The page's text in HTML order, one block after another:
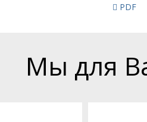
PDF
Мы для